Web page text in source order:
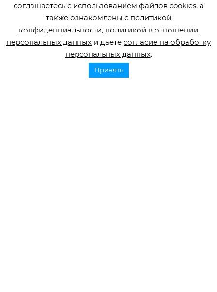
Смотрите также
Как найти сиделку для человека после инсульта
соглашаетесь с использованием файлов cookies, а
также ознакомлены с политикой
конфиденциальности, политикой в отношении
персональных данных и даете согласие на обработку
персональных данных.
Принять